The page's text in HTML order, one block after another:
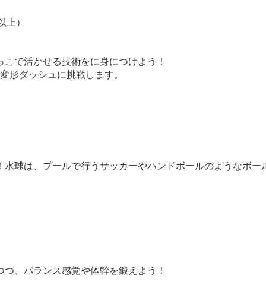
）
で活かせる技術をに身につけよう！
形ダッシュに挑戦します。
球は、プールで行うサッカーやハンドボールのようなボ
、バランス感覚や体幹を鍛えよう！